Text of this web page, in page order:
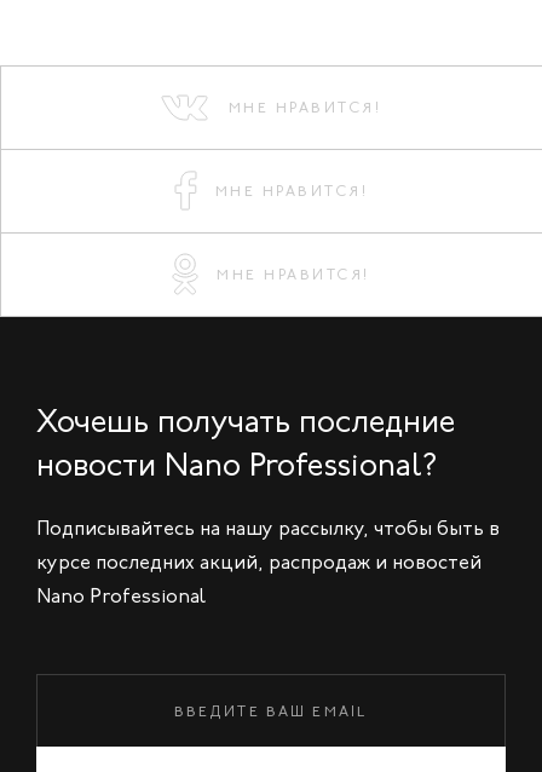
МНЕ НРАВИТСЯ!
МНЕ НРАВИТСЯ!
МНЕ НРАВИТСЯ!
Хочешь получать последние
новости Nano Professional?
Подписывайтесь на нашу рассылку, чтобы быть в
курсе последних акций, распродаж и новостей
Nano Professional